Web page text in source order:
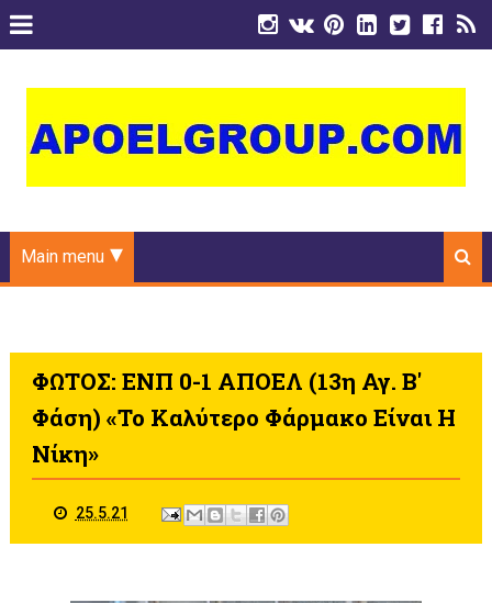
Main menu
ΦΩΤΟΣ: ΕΝΠ 0-1 ΑΠΟΕΛ (13η Αγ. Β'
Φάση) «Το Καλύτερο Φάρμακο Είναι Η
Νίκη»
25.5.21